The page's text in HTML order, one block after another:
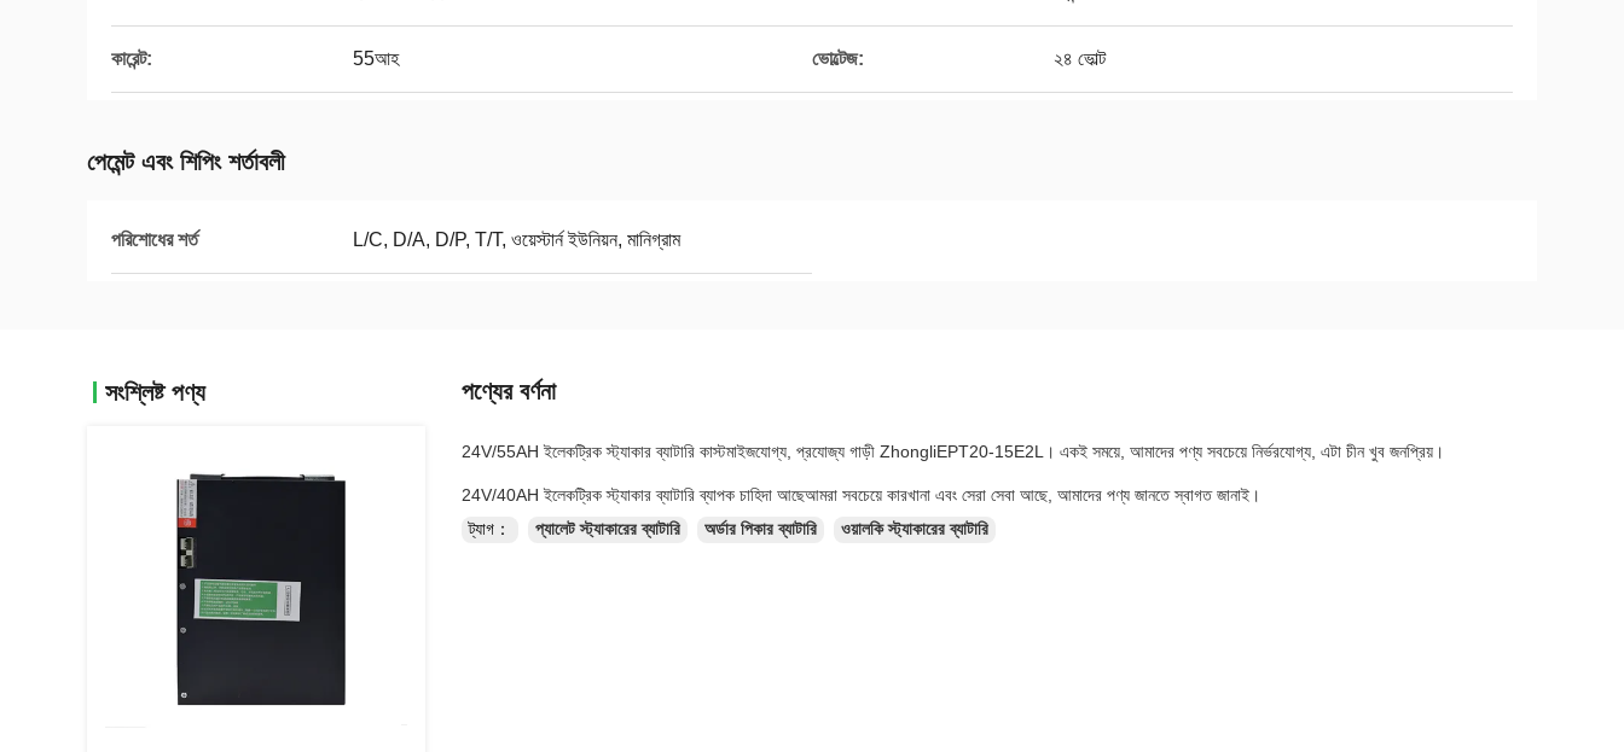
কারেন্ট: 55আহ ভোল্টেজ: ২৪ ভোল্ট
পেমেন্ট এবং শিপিং শর্তাবলী
পরিশোধের শর্ত L/C, D/A, D/P, T/T, ওয়েস্টার্ন ইউনিয়ন, মানিগ্রাম
সংশ্লিষ্ট পণ্য পণ্যের বর্ণনা
24V/55AH ইলেকট্রিক স্ট্যাকার ব্যাটারি কাস্টমাইজযোগ্য, প্রযোজ্য গাড়ী ZhongliEPT20-15E2L। একই সময়ে, আমাদের পণ্য সবচেয়ে নির্ভরযোগ্য, এটা চীন খুব জনপ্রিয়।
24V/40AH ইলেকট্রিক স্ট্যাকার ব্যাটারি ব্যাপক চাহিদা আছেআমরা সবচেয়ে কারখানা এবং সেরা সেবা আছে, আমাদের পণ্য জানতে স্বাগত জানাই।
ট্যাগ：
প্যালেট স্ট্যাকারের ব্যাটারি অর্ডার পিকার ব্যাটারি ওয়ালকি স্ট্যাকারের ব্যাটারি